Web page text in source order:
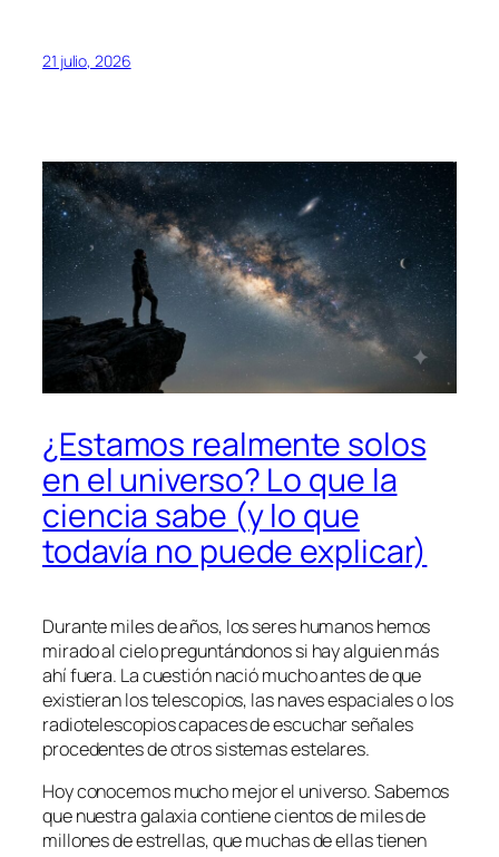
21 julio, 2026
¿Estamos realmente solos
en el universo? Lo que la
ciencia sabe (y lo que
todavía no puede explicar)
Durante miles de años, los seres humanos hemos
mirado al cielo preguntándonos si hay alguien más
ahí fuera. La cuestión nació mucho antes de que
existieran los telescopios, las naves espaciales o los
radiotelescopios capaces de escuchar señales
procedentes de otros sistemas estelares.
Hoy conocemos mucho mejor el universo. Sabemos
que nuestra galaxia contiene cientos de miles de
millones de estrellas, que muchas de ellas tienen